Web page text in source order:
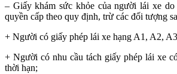
– Giấy khám sức khỏe của người lái xe
quyền cấp theo quy định, trừ các đối tượng
+ Người có giấy phép lái xe hạng A1, A2,
+ Người có nhu cầu tách giấy phép lái xe
thời hạn;